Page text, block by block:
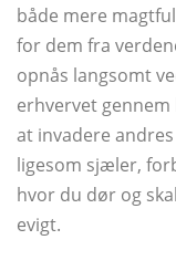
både mere
for dem fra
opnås langsomt
erhvervet
at invadere
ligesom sjæler,
hvor du dør og
evigt.